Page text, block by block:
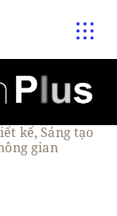
kế, Sáng tạo
gian